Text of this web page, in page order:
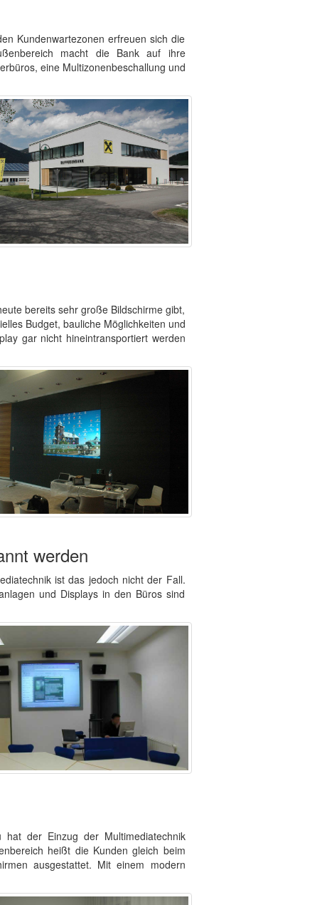
Kundenwartezonen erfreuen sich die
macht die Bank auf ihre
eine Multizonenbeschallung und
bereits sehr große Bildschirme gibt,
Budget, bauliche Möglichkeiten und
gar nicht hineintransportiert werden
werden
ist das jedoch nicht der Fall.
und Displays in den Büros sind
hat der Einzug der Multimediatechnik
heißt die Kunden gleich beim
ausgestattet. Mit einem modern